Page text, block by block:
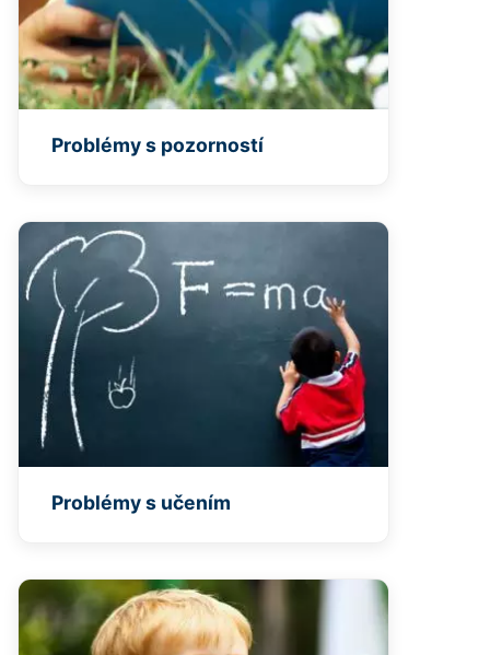
Problémy s pozorností
Problémy s učením